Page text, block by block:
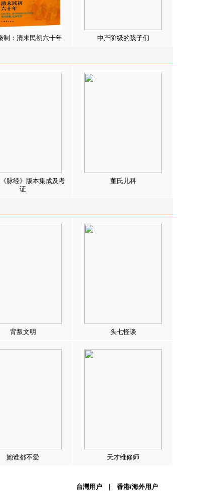
制：清末民初六十年 中产阶级的孩子们
脉经》版本集成及考
证
董氏儿科
背叛文明 头七怪谈
她谁都不爱 天才维修师
台灣用户 香港/海外用户